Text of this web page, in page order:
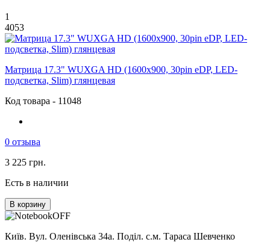
1
4053
Матрица 17.3" WUXGA HD (1600x900, 30pin eDP, LED-
подсветка, Slim) глянцевая
Код товара - 11048
0 отзыва
3 225 грн.
Есть в наличии
В корзину
Київ. Вул. Оленівська 34а. Поділ. с.м. Тараса Шевченко